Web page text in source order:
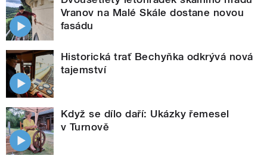
Vranov na Malé Skále dostane novou
fasádu
Historická trať Bechyňka odkrývá nová
tajemství
Když se dílo daří: Ukázky řemesel
v Turnově